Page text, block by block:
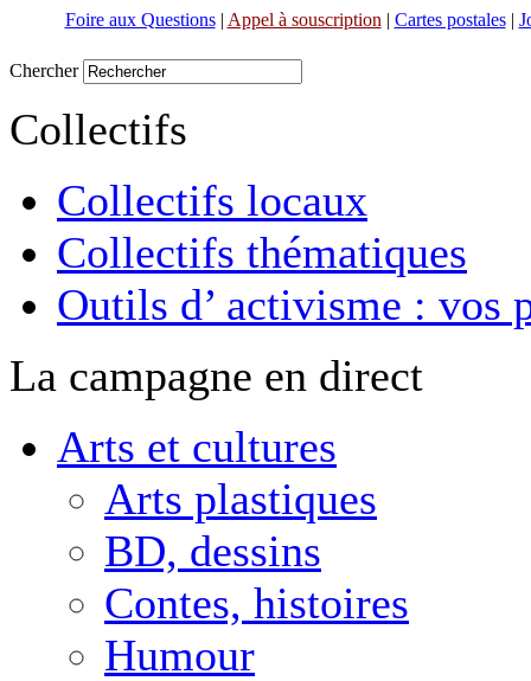
Foire aux Questions| Appel à souscription | Cartes postales|
Chercher
Collectifs
Collectifs locaux
Collectifs thématiques
Outils d’ activisme : vos
La campagne en direct
Arts et cultures
Arts plastiques
BD, dessins
Contes, histoires
Humour